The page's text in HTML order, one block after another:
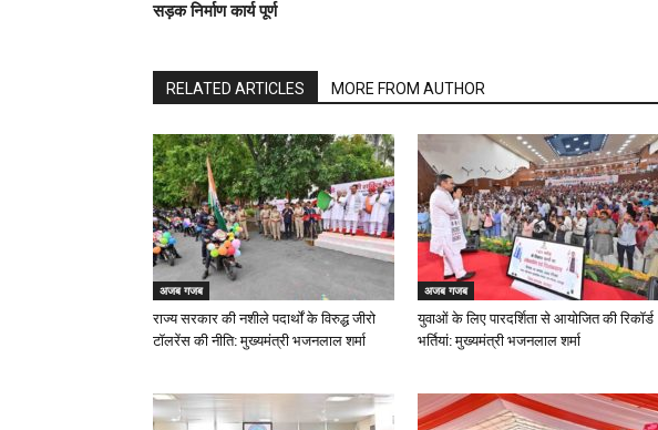
सड़क निर्माण कार्य पूर्ण
RELATED ARTICLES MORE FROM AUTHOR
अजब गजब
राज्य सरकार की नशीले पदार्थों के विरुद्ध जीरो
टॉलरेंस की नीति: मुख्यमंत्री भजनलाल शर्मा
अजब गजब
युवाओं के लिए पारदर्शिता से आयोजित की रिकॉर्ड
भर्तियां: मुख्यमंत्री भजनलाल शर्मा